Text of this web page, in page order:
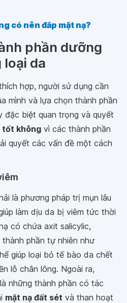
có nên đắp mặt nạ?
phần dưỡng
da
hợp, người sử dụng cần
mình và lựa chọn thành phần
đặc biệt quan trọng và quyết
tốt không vì các thành phần
quyết các vấn đề một cách
là phương pháp trị mụn lâu
làm dịu da bị viêm tức thời
có chứa axit salicylic,
phần tự nhiên như
giúp loại bỏ tế bào da chết
lỗ chân lông. Ngoài ra,
những thành phần có tác
mặt nạ đất sét và than hoạt